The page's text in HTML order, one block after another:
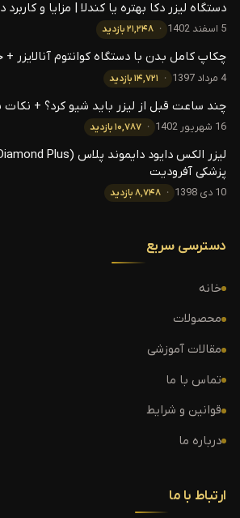
دستگاه لیزر دکا بهتره یا کندلا | مزایا و کاربرد
5 اسفند 1402 ۲۱,۲۴۸ بازدید
چکاپ کامل بدن با دستگاه کوانتوم
4 مرداد 1397 ۱۴,۷۲۱ بازدید
چند ساعت قبل از لیزر باید شیو کرد؟ + نکات
16 شهریور 1402 ۱۰,۷۸۷ بازدید
پزشکی آفرودیت
10 دی 1398 ۸,۷۴۸ بازدید
دسترسی سریع
خانه
محصولات
مقالات آموزشی
تماس با ما
قوانین و شرایط
درباره ما
ارتباط با ما